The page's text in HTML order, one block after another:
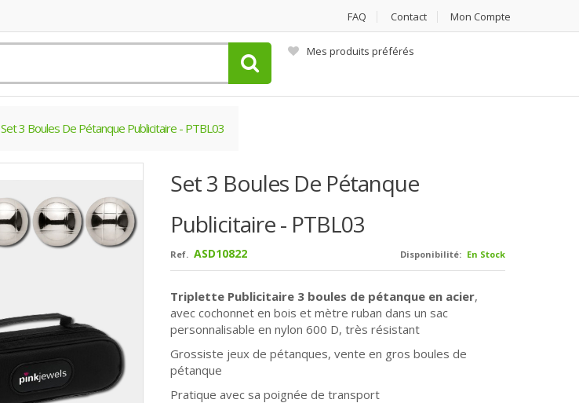
FAQ Contact Mon Compte
Mes produits préférés
Set 3 Boules De Pétanque Publicitaire - PTBL03
Set 3 Boules De Pétanque
Publicitaire - PTBL03
Disponibilité: En Stock
Ref. ASD10822
Triplette Publicitaire 3 boules de pétanque en acier,
avec cochonnet en bois et mètre ruban dans un sac
personnalisable en nylon 600 D, très résistant
Grossiste jeux de pétanques, vente en gros boules de
pétanque
Pratique avec sa poignée de transport